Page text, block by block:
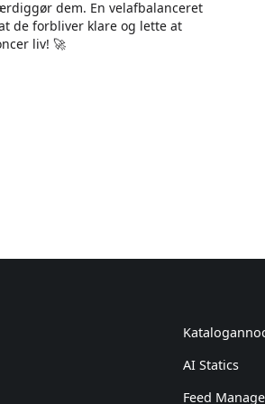
dem. En velafbalanceret
de forbliver klare og lette at
liv! 🚀
AI Statics
Feed